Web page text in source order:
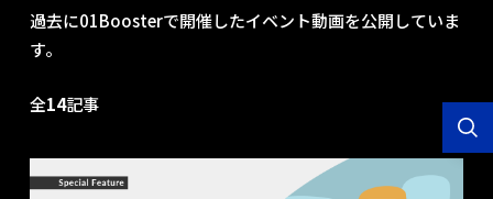
過去に01Boosterで開催したイベント動画を公開していま
す。
全14記事